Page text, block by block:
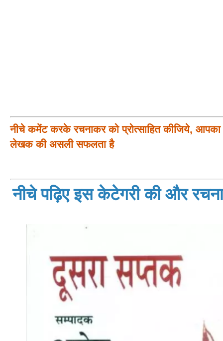
नीचे कमेंट करके रचनाकर को प्रोत्साहित कीजिये, आपका
लेखक की असली सफलता है
नीचे पढ़िए इस केटेगरी की और